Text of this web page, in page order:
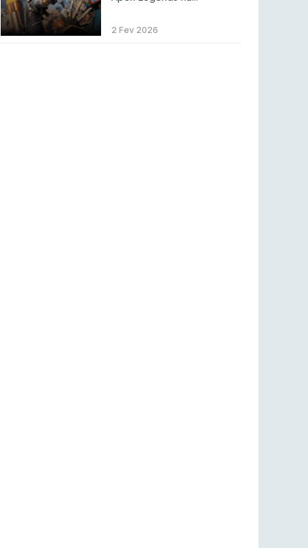
MOUZ surpreende Spirit para vencer BLAST
Bounty
2 Fev 2026